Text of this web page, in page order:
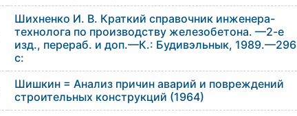
Шихненко И. В. Краткий справочник инженера-
технолога по производству железобетона. —2-е
изд., перераб. и доп.—К.: Будивэльнык, 1989.—296
с:
Шишкин = Анализ причин аварий и повреждений
строительных конструкций (1964)